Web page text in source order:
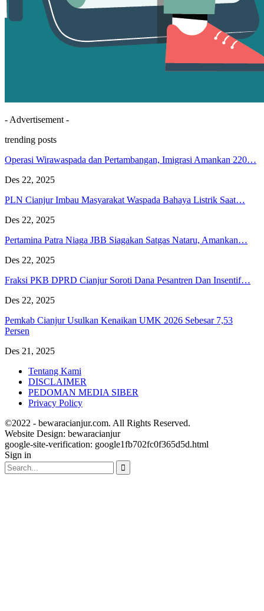
- Advertisement -
trending posts
Operasi Wirawaspada dan Pertambangan, Imigrasi Amankan 220…
Des 22, 2025
PLN Cianjur Imbau Masyarakat Waspada Bahaya Listrik Saat…
Des 22, 2025
Pertamina Patra Niaga JBB Siagakan Satgas Nataru, Amankan…
Des 22, 2025
Fraksi PKB DPRD Cianjur Soroti Dana Pesantren Dan Insentif…
Des 22, 2025
Pemkab Cianjur Usulkan Kenaikan UMK 2026 Sebesar 7,53
Persen
Des 21, 2025
Tentang Kami
DISCLAIMER
PEDOMAN MEDIA SIBER
Privacy Policy
©2022 - bewaracianjur.com. All Rights Reserved.
Website Design: bewaracianjur
google-site-verification: google1fb702fc0f365d5d.html
Sign in